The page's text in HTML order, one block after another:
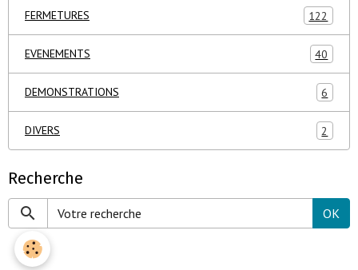
FERMETURES 122
EVENEMENTS 40
DEMONSTRATIONS 6
DIVERS 2
Recherche
OK